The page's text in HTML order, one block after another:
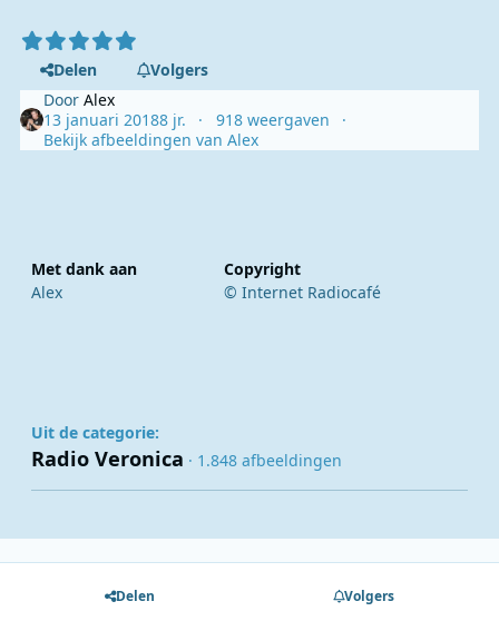
Delen
Volgers
DoorAlex
13 januari 20188 jr.
918 weergaven
Bekijk afbeeldingen van Alex
Met dank aan
Alex
Copyright
© Internet Radiocafé
Uit de categorie:
Radio Veronica · 1.848 afbeeldingen
Delen Volgers